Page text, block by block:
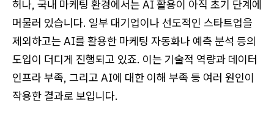
허나, 국내 마케팅 환경에서는 AI 활용이 아직 초기 단계에
머물러 있습니다. 일부 대기업이나 선도적인 스타트업을
제외하고는 AI를 활용한 마케팅 자동화나 예측 분석 등의
도입이 더디게 진행되고 있죠. 이는 기술적 역량과 데이터
인프라 부족, 그리고 AI에 대한 이해 부족 등 여러 원인이
작용한 결과로 보입니다.